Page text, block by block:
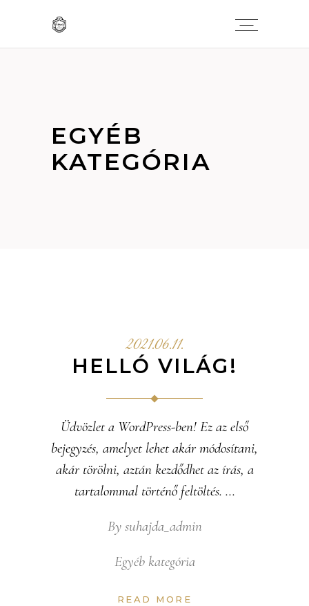
EGYÉB
KATEGÓRIA
2021.06.11.
HELLÓ VILÁG!
Üdvözlet a WordPress-ben! Ez az első
bejegyzés, amelyet lehet akár módosítani,
akár törölni, aztán kezdődhet az írás, a
tartalommal történő feltöltés.
By suhajda_admin
Egyéb kategória
READ MORE